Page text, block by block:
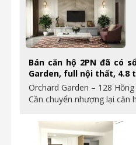
Bán căn hộ 2PN đã có
Garden, full nội thất, 4.8
Orchard Garden – 128
Cần chuyển nhượng lại căn